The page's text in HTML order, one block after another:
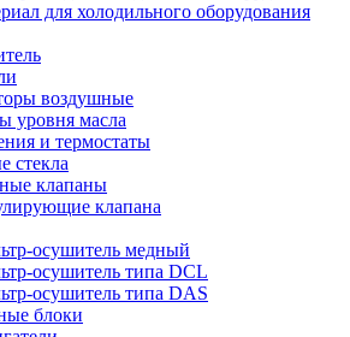
для холодильного оборудования
воздушные
уровня масла
и термостаты
стекла
клапаны
клапана
осушитель медный
осушитель типа DCL
осушитель типа DAS
блоки